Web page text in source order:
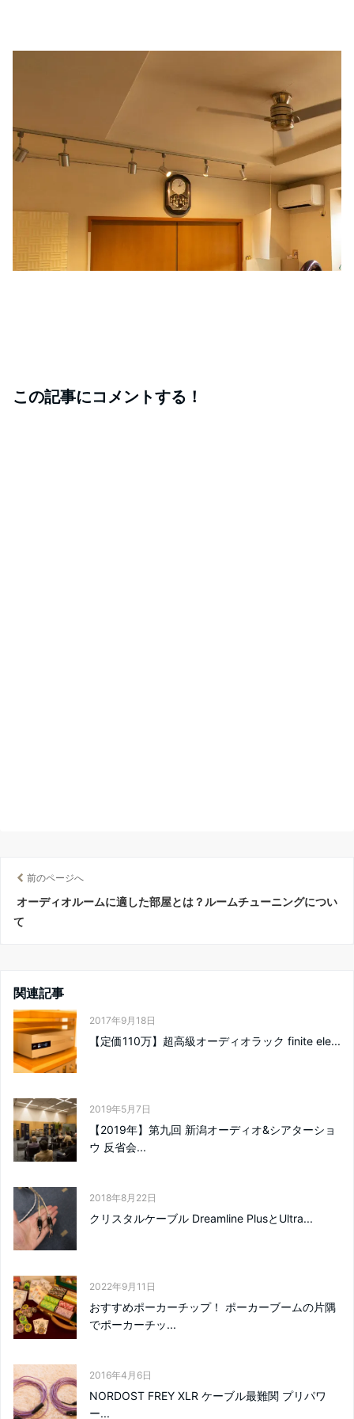
この記事にコメントする！
前のページへ
オーディオルームに適した部屋とは？ルームチューニングについ
て
関連記事
2017年9月18日
【定価110万】超高級オーディオラック finite ele...
2019年5月7日
【2019年】第九回 新潟オーディオ&シアターショ
ウ 反省会...
2018年8月22日
クリスタルケーブル Dreamline PlusとUltra...
2022年9月11日
おすすめポーカーチップ！ ポーカーブームの片隅
でポーカーチッ...
2016年4月6日
NORDOST FREY XLR ケーブル最難関 プリパワ
ー...